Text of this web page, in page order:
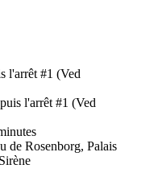
l'arrêt #1 (Ved
l'arrêt #1 (Ved
de Rosenborg, Palais